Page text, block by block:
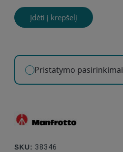
Įdėti į krepšelį
Pristatymo pasirinkimai
SKU: 38346